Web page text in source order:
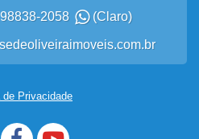
2058 (Claro)
de Privacidade